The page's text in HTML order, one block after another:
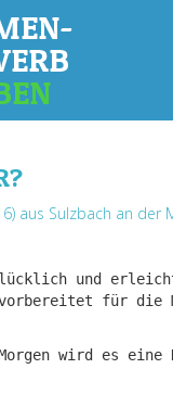
aus Sulzbach an der
und
für die
Morgen wird es